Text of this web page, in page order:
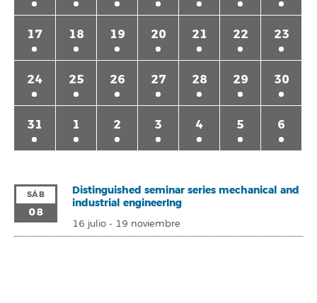
17 18 19 20 21 22 23
24 25 26 27 28 29 30
31 1 2 3 4 5 6
SÁB
08
Distinguished seminar series mechanical and
industrial engineerIng
16 julio- 19 noviembre